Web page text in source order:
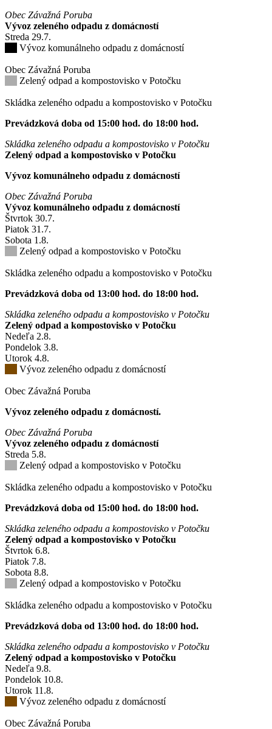
Obec Závažná Poruba
Vývoz zeleného odpadu z domácností
Streda 29.7.
Vývoz komunálneho odpadu z domácností
Obec Závažná Poruba
Zelený odpad a kompostovisko v Potočku
Skládka zeleného odpadu a kompostovisko v Potočku
Prevádzková doba od 15:00 hod. do 18:00 hod.
Skládka zeleného odpadu a kompostovisko v Potočku
Zelený odpad a kompostovisko v Potočku
Vývoz komunálneho odpadu z domácností
Obec Závažná Poruba
Vývoz komunálneho odpadu z domácností
Štvrtok 30.7.
Piatok 31 .7.
Sobota 1 .8.
Zelený odpad a kompostovisko v Potočku
Skládka zeleného odpadu a kompostovisko v Potočku
Prevádzková doba od 13:00 hod. do 18:00 hod.
Skládka zeleného odpadu a kompostovisko v Potočku
Zelený odpad a kompostovisko v Potočku
Nedeľa 2.8.
Pondelok 3.8.
Utorok 4.8.
Vývoz zeleného odpadu z domácností
Obec Závažná Poruba
Vývoz zeleného odpadu z domácností.
Obec Závažná Poruba
Vývoz zeleného odpadu z domácností
Streda 5.8.
Zelený odpad a kompostovisko v Potočku
Skládka zeleného odpadu a kompostovisko v Potočku
Prevádzková doba od 15:00 hod. do 18:00 hod.
Skládka zeleného odpadu a kompostovisko v Potočku
Zelený odpad a kompostovisko v Potočku
Štvrtok 6.8.
Piatok 7.8.
Sobota 8.8.
Zelený odpad a kompostovisko v Potočku
Skládka zeleného odpadu a kompostovisko v Potočku
Prevádzková doba od 13:00 hod. do 18:00 hod.
Skládka zeleného odpadu a kompostovisko v Potočku
Zelený odpad a kompostovisko v Potočku
Nedeľa 9.8.
Pondelok 10.8.
Utorok 11 .8.
Vývoz zeleného odpadu z domácností
Obec Závažná Poruba